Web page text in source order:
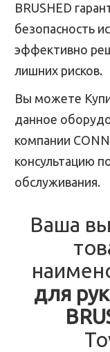
BRUSHED
безопасность
эффективно
лишних рисков.
Вы можете
данное
компании
консультацию
обслуживания.
Ваша
для